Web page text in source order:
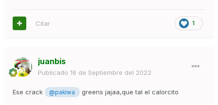
1
Citar
juanbis
Publicado 16 de Septiembre del 2022
Ese crack @pakiwa greens jajaa,que tal el calorcito